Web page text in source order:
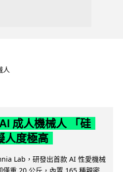
人
成人機械人 「硅
人度極高
Lab，研發出首款 AI 性愛機械